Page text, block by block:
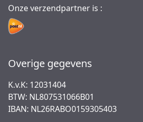
Onze verzendpartner is :
Overige gegevens
K.v.K: 12031404
BTW: NL807531066B01
IBAN: NL26RABO0159305403